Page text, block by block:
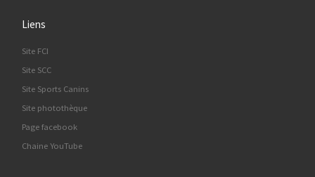
Liens
Site FCI
Site SCC
Site Sports Canins
Site photothèque
Page facebook
Chaine YouTube